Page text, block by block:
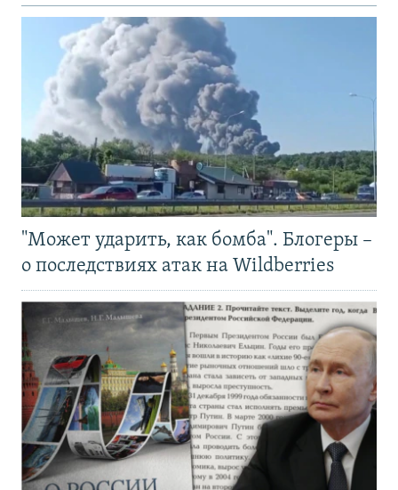
"Может ударить, как бомба". Блогеры –
о последствиях атак на Wildberries